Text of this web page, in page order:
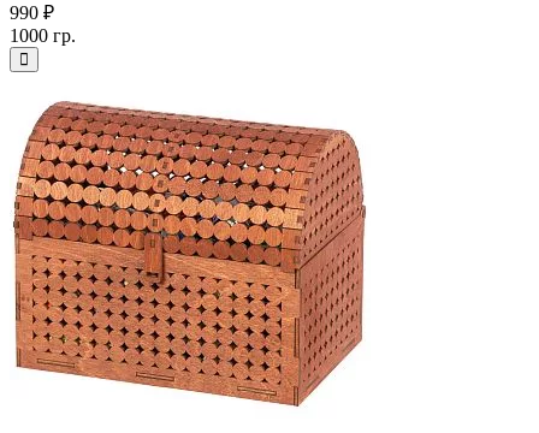
990 ₽
1000 гр.